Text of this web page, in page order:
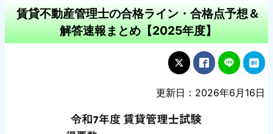
賃貸不動産管理士の合格ライン・合格点予想＆
解答速報まとめ【2025年度】
更新日：2026年6月16日